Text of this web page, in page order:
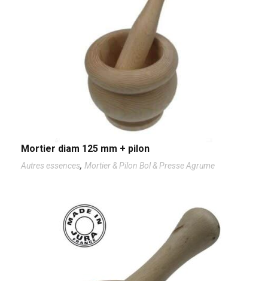
Mortier diam 125 mm + pilon
Autres essences, Mortier & Pilon Bol & Presse Agrume